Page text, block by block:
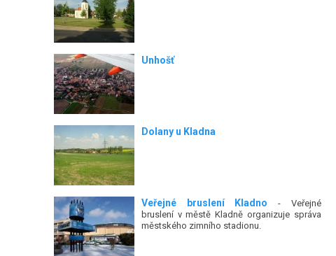
Unhošť
Dolany u Kladna
Veřejné bruslení Kladno - Veřejné
bruslení v městě Kladně organizuje správa
městského zimního stadionu.